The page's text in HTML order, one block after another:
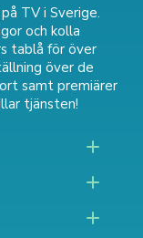
TV i Sverige.
och kolla
tablå för över
över de
samt premiärer
tjänsten!